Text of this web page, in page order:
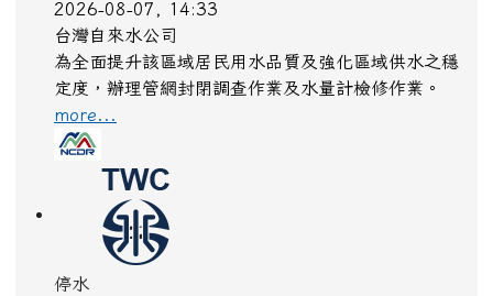
停水
2026-08-07, 14:33
台灣自來水公司
為全面提升該區域居民用水品質及強化區域供水之穩
定度，辦理管網封閉調查作業及水量計檢修作業。
more...